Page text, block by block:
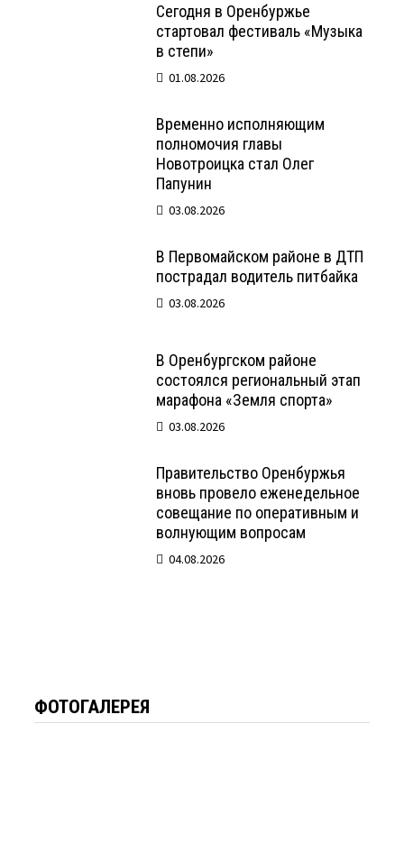
Сегодня в Оренбуржье
стартовал фестиваль «Музыка
в степи»
01.08.2026
Временно исполняющим
полномочия главы
Новотроицка стал Олег
Папунин
03.08.2026
В Первомайском районе в ДТП
пострадал водитель питбайка
03.08.2026
В Оренбургском районе
состоялся региональный этап
марафона «Земля спорта»
03.08.2026
Правительство Оренбуржья
вновь провело еженедельное
совещание по оперативным и
волнующим вопросам
04.08.2026
ФОТОГАЛЕРЕЯ